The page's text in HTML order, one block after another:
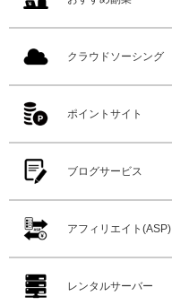
クラウドソーシング
ポイントサイト
ブログサービス
アフィリエイト(ASP)
レンタルサーバー